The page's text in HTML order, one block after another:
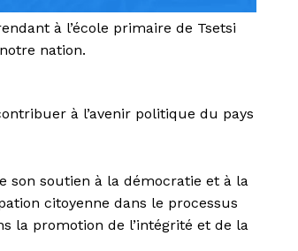
à l’école primaire de Tsetsi
nation.
à l’avenir politique du pays
son soutien à la démocratie et à la
citoyenne dans le processus
la promotion de l’intégrité et de la